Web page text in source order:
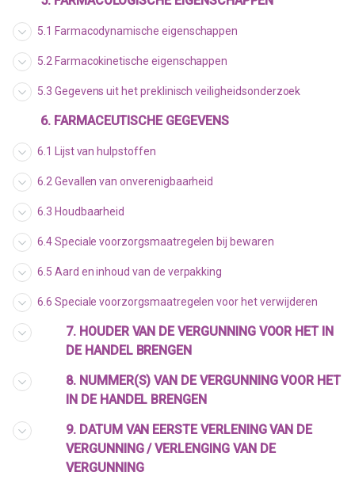
5.1 Farmacodynamische eigenschappen
5.2 Farmacokinetische eigenschappen
5.3 Gegevens uit het preklinisch veiligheidsonderzoek
6. FARMACEUTISCHE GEGEVENS
6.1 Lijst van hulpstoffen
6.2 Gevallen van onverenigbaarheid
6.3 Houdbaarheid
6.4 Speciale voorzorgsmaatregelen bij bewaren
6.5 Aard en inhoud van de verpakking
6.6 Speciale voorzorgsmaatregelen voor het verwijderen
7. HOUDER VAN DE VERGUNNING VOOR HET IN
DE HANDEL BRENGEN
8. NUMMER(S) VAN DE VERGUNNING VOOR HET
IN DE HANDEL BRENGEN
9. DATUM VAN EERSTE VERLENING VAN DE
VERGUNNING / VERLENGING VAN DE
VERGUNNING